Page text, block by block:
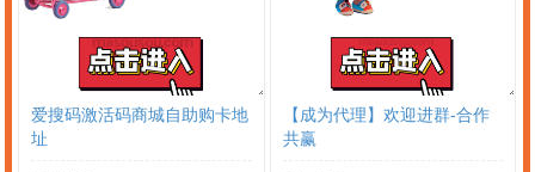
爱搜码激活码商城自助购卡地
址
【成为代理】欢迎进群-合作
共赢